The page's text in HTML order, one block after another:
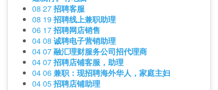
08 27招聘客服
08 19 招聘线上兼职助理
06 17招聘网店销售
04 08 诚聘电子营销助理
04 07融汇理财服务公司招代理商
04 07招聘店铺客服，助理
04 06兼职：现招聘海外华人，家庭主妇
04 05招聘店铺助理